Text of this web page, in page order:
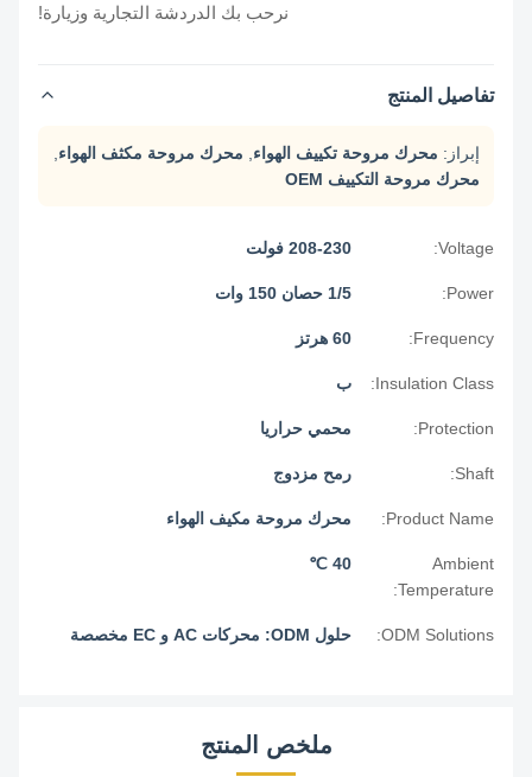
نرحب بك الدردشة التجارية وزيارة!
تفاصيل المنتج
محرك مروحة تكييف الهواء ,محرك مروحة مكثف الهواء
محرك مروحة التكييف OEM
Voltage: 208-230 فولت
Power:
Frequency:
Insulation Class: ب
Protection: محمي حراريا
Shaft: رمح مزدوج
Product Name: محرك مروحة مكيف الهواء
Ambient
Temperature:
ODM Solutions: حلول ODM: محركات AC و EC مخصصة
ملخص المنتج